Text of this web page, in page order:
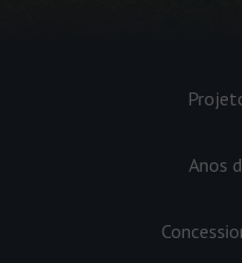
Anos